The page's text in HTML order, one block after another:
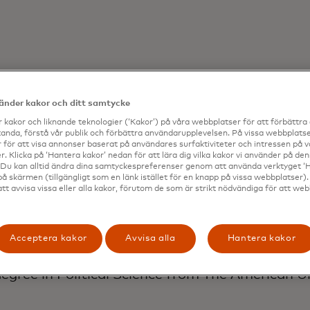
as Mastercard’s Senior Vice President
in London since 2020.
in 2006 and throughout his career at
including head of communications for
reputation and issues management at
on reputational risks and challenges.
Issokson held senior positions at
in Boston and in New York and
and corporate affairs.
in Political Science from The American
kakor och ditt samtycke
kakor och liknande teknologier (‘Kakor’) på våra webbplatser för att förbättra
förstå vår publik och förbättra användarupplevelsen. På vissa
för att visa annonser baserat på användares surfaktiviteter och intressen på
Klicka på ‘Hantera kakor’ nedan för att lära dig vilka kakor vi använder på
kan alltid ändra dina samtyckespreferenser genom att använda verktyget
skärmen (tillgängligt som en länk istället för en knapp på vissa
avvisa vissa eller alla kakor, förutom de som är strikt nödvändiga för att
Acceptera kakor Avvisa alla Hantera kakor